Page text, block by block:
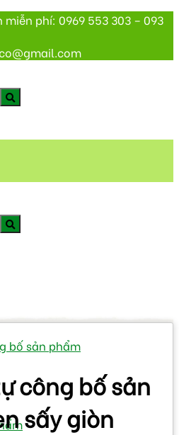
phí: 0969 553 303 – 093
bố sản phẩm
công bố sản
sấy giòn